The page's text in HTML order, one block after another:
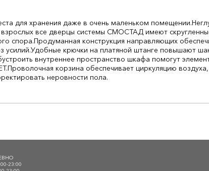
для хранения даже в очень маленьком помещении.
взрослых все дверцы системы СМОСТАД имеют
спора.Продуманная конструкция направляющих
усилий.Удобные крючки на платяной штанге повышают
внутреннее пространство шкафа помогут
Проволочная корзина обеспечивает циркуляцию
неровности пола.
23:00